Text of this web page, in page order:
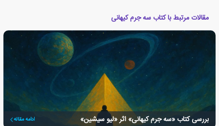
مقالات مرتبط با کتاب سه جرم کیهانی
بررسی کتاب «سه جرم کیهانی» اثر «لیو سیشین» ادامه مقاله